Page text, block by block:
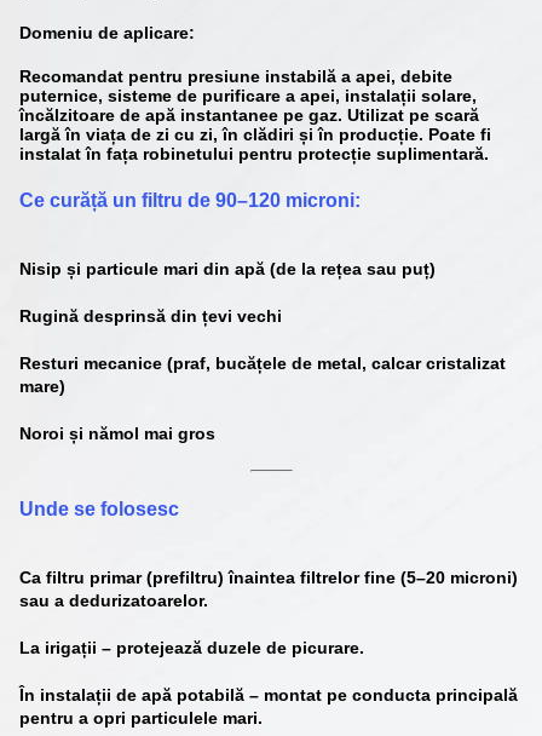
Domeniu de aplicare:
Recomandat pentru presiune instabilă a apei, debite
puternice, sisteme de purificare a apei, instalații solare,
încălzitoare de apă instantanee pe gaz. Utilizat pe scară
largă în viața de zi cu zi, în clădiri și în producție. Poate fi
instalat în fața robinetului pentru protecție suplimentară.
Ce curăță un filtru de 90–120 microni:
Nisip și particule mari din apă (de la rețea sau puț)
Rugină desprinsă din țevi vechi
Resturi mecanice (praf, bucățele de metal, calcar cristalizat
mare)
Noroi și nămol mai gros
Unde se folosesc
Ca filtru primar(prefiltru) înaintea filtrelor fine (5–20 microni)
sau a dedurizatoarelor.
La irigații – protejează duzele de picurare.
În instalații de apă potabilă – montat pe conducta principală
pentru a opri particulele mari.